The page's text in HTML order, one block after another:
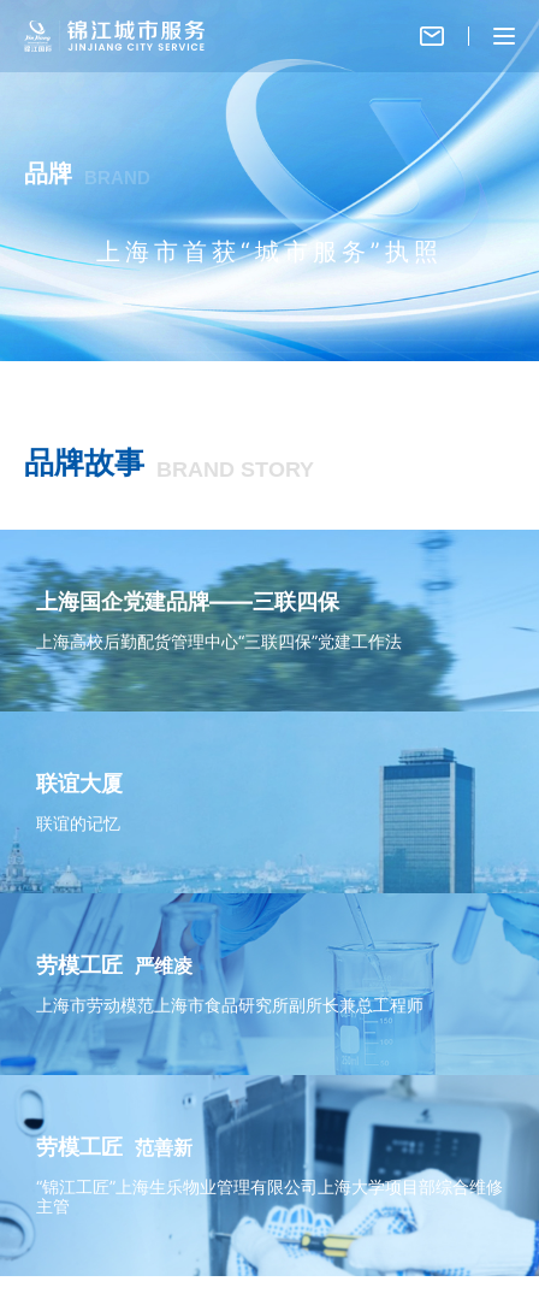
品牌 BRAND
上海市首获“城市服务”执照
品牌故事 BRAND STORY
上海国企党建品牌——三联四保
上海高校后勤配货管理中心“三联四保”党建工作法
联谊大厦
联谊的记忆
劳模工匠 严维凌
上海市劳动模范上海市食品研究所副所长兼总工程师
劳模工匠 范善新
“锦江工匠”上海生乐物业管理有限公司上海大学项目部综合维修
主管